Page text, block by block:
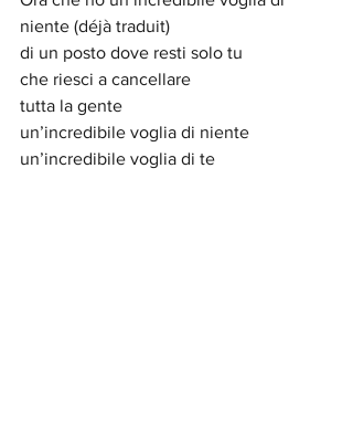
niente (déjà traduit)
di un posto dove resti solo tu
che riesci a cancellare
tutta la gente
un’incredibile voglia di niente
un’incredibile voglia di te